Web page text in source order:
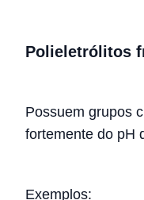
Polieletrólitos
Possuem grupos
fortemente do pH
Exemplos: